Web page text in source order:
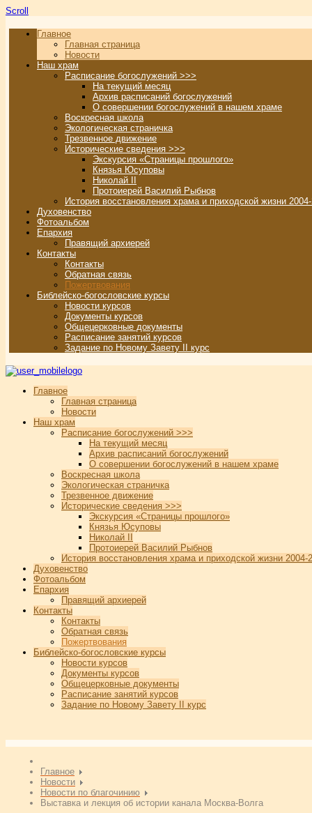
Scroll
Главное
Главная страница
Новости
Наш храм
Расписание богослужений >>>
На текущий месяц
Архив расписаний богослужений
О совершении богослужений в нашем храме
Воскресная школа
Экологическая страничка
Трезвенное движение
Исторические сведения >>>
Экскурсия «Страницы прошлого»
Князья Юсуповы
Николай II
Протоиерей Василий Рыбнов
История восстановления храма и приходской жизни
Духовенство
Фотоальбом
Епархия
Правящий архиерей
Контакты
Контакты
Обратная связь
Пожертвования
Библейско-богословские курсы
Новости курсов
Документы курсов
Общецерковные документы
Расписание занятий курсов
Задание по Новому Завету II курс
Главное
Главная страница
Новости
Наш храм
Расписание богослужений >>>
На текущий месяц
Архив расписаний богослужений
О совершении богослужений в нашем храме
Воскресная школа
Экологическая страничка
Трезвенное движение
Исторические сведения >>>
Экскурсия «Страницы прошлого»
Князья Юсуповы
Николай II
Протоиерей Василий Рыбнов
История восстановления храма и приходской жизни 2004-
Духовенство
Фотоальбом
Епархия
Правящий архиерей
Контакты
Контакты
Обратная связь
Пожертвования
Библейско-богословские курсы
Новости курсов
Документы курсов
Общецерковные документы
Расписание занятий курсов
Задание по Новому Завету II курс
Главное
Новости
Новости по благочинию
Выставка и лекция об истории канала Москва-Волга